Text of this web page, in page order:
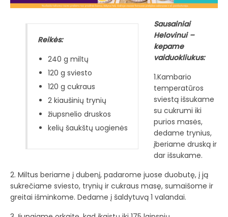
Reikės:
240 g miltų
120 g sviesto
120 g cukraus
2 kiaušinių trynių
žiupsnelio druskos
kelių šaukštų uogienės
Sausainiai
Helovinui –
kepame
vaiduokliukus:
1.Kambario
temperatūros
sviestą išsukame
su cukrumi iki
purios masės,
dedame trynius,
įberiame druską ir
dar išsukame.
2. Miltus beriame į dubenį, padarome juose duobutę, į ją
sukrečiame sviesto, trynių ir cukraus masę, sumaišome ir
greitai išminkome. Dedame į šaldytuvą 1 valandai.